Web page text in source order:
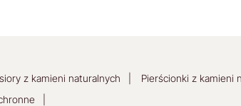
z kamieni naturalnych
Pierścionki z kamieni